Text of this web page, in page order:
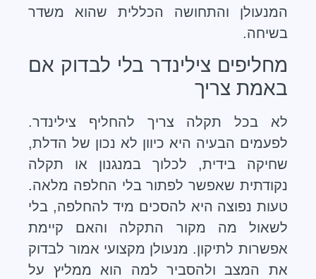
המנעולן והתחושה הכללית שהוא משדר
בשיחה.
מחליפים צילינדר בלי לבדוק אם
באמת צריך
לא בכל תקלה צריך להחליף צילינדר.
לפעמים הבעיה היא כיוון לא נכון של הדלת,
שחיקה בידית, לכלוך במנגנון או תקלה
נקודתית שאפשר לפתור בלי החלפה מלאה.
טעות נפוצה היא להסכים מיד להחלפה, בלי
לשאול מה מקור התקלה והאם קיימת
אפשרות לתיקון. מנעולן מקצועי אמור לבדוק
את המצב ולהסביר למה הוא ממליץ על